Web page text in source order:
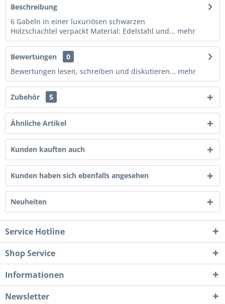
Beschreibung
6 Gabeln in einer luxuriösen schwarzen
Holzschachtel verpackt Material: Edelstahl und... mehr
Bewertungen
0
Bewertungen lesen, schreiben und diskutieren... mehr
Zubehör 5
Ähnliche Artikel
Kunden kauften auch
Kunden haben sich ebenfalls angesehen
Neuheiten
Service Hotline
Shop Service
Informationen
Newsletter